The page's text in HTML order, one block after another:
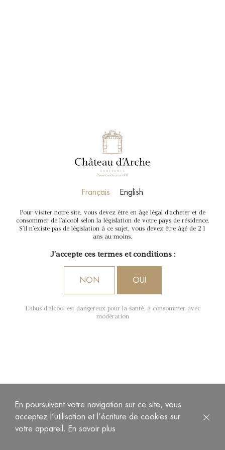
Français English
Pour visiter notre site, vous devez être en âge légal d'acheter et de
consommer de l'alcool selon la législation de votre pays de résidence.
S'il n'existe pas de législation à ce sujet, vous devez être âgé de 21
ans au moins.
J'accepte ces termes et conditions :
NON OUI
L'abus d'alcool est dangereux pour la santé, à consommer avec
modération
En poursuivant votre navigation sur ce site, vous
acceptez l’utilisation et l’écriture de cookies sur
votre appareil. En savoir plus